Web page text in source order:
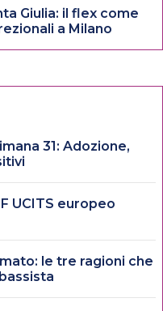
Giulia: il flex come
a Milano
31: Adozione,
UCITS europeo
le tre ragioni che